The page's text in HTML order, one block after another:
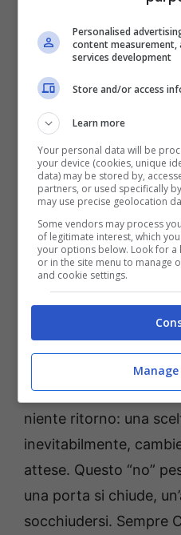
personale non
pubblicazione
davano per certa,
immaginata in gara. E
Giuseppe Candela sul
Chi, con parole che
dubbi: «Tutti convinti
all’Ariston e in Tv,
dopo la pubblicazione
Caramé… Così non
Il motivo? Secondo
non ha presentato
partecipare al Festival
Insomma, niente
niente ritorno: una
inevitabilmente,
attese. Questo “no”
una porta si chiude,
socchiudersi. Sempre
Personalised
content measurement,
services development
Store and/or access
Learn more
Your personal data will be
your device (cookies, unique
data) may be stored by,
partners, or used specifically
may use precise geolocation
Some vendors may process
of legitimate interest, which
your options below. Look for
or in the site menu to manage
and cookie settings.